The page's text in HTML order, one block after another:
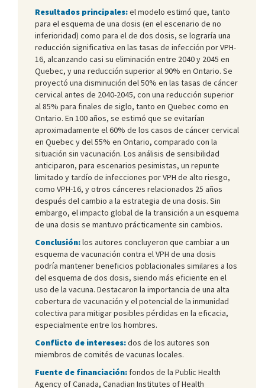
Resultados principales:el modelo estimó que, tanto
para el esquema de una dosis (en el escenario de no
inferioridad) como para el de dos dosis, se lograría una
reducción significativa en las tasas de infección por VPH-
16, alcanzando casi su eliminación entre 2040 y 2045 en
Quebec, y una reducción superior al 90% en Ontario. Se
proyectó una disminución del 50% en las tasas de cáncer
cervical antes de 2040-2045, con una reducción superior
al 85% para finales de siglo, tanto en Quebec como en
Ontario. En 100 años, se estimó que se evitarían
aproximadamente el 60% de los casos de cáncer cervical
en Quebec y del 55% en Ontario, comparado con la
situación sin vacunación. Los análisis de sensibilidad
anticiparon, para escenarios pesimistas, un repunte
limitado y tardío de infecciones por VPH de alto riesgo,
como VPH-16, y otros cánceres relacionados 25 años
después del cambio a la estrategia de una dosis. Sin
embargo, el impacto global de la transición a un esquema
de una dosis se mantuvo prácticamente sin cambios.
Conclusión:los autores concluyeron que cambiar a un
esquema de vacunación contra el VPH de una dosis
podría mantener beneficios poblacionales similares a los
del esquema de dos dosis, siendo más eficiente en el
uso de la vacuna. Destacaron la importancia de una alta
cobertura de vacunación y el potencial de la inmunidad
colectiva para mitigar posibles pérdidas en la eficacia,
especialmente entre los hombres.
Conflicto de intereses:dos de los autores son
miembros de comités de vacunas locales.
Fuente de financiación: fondos de la Public Health
Agency of Canada, Canadian Institutes of Health